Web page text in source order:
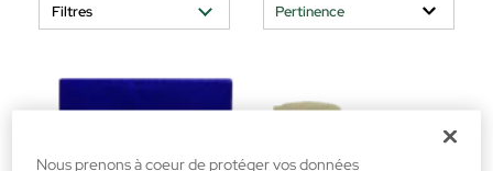
Filtres
Nous prenons à coeur de protéger vos données